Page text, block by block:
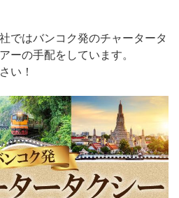
ではバンコク発のチャータータ
ーの手配をしています。
い！